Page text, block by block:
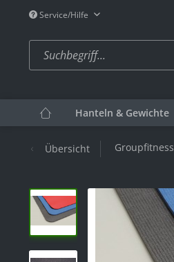
Service/Hilfe
Hanteln & Gewichte
Übersicht Groupfitness